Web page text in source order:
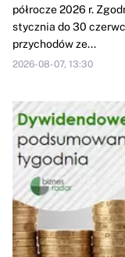
półrocze 2026 r.
stycznia do 30
przychodów ze...
2026-08-07, 13:30